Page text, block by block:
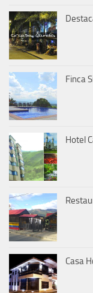
Finca
Hotel
Casa